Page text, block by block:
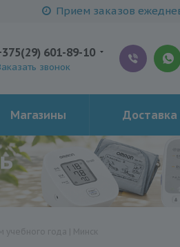
Прием заказов
601-89-10
звонок
Магазины Доставка